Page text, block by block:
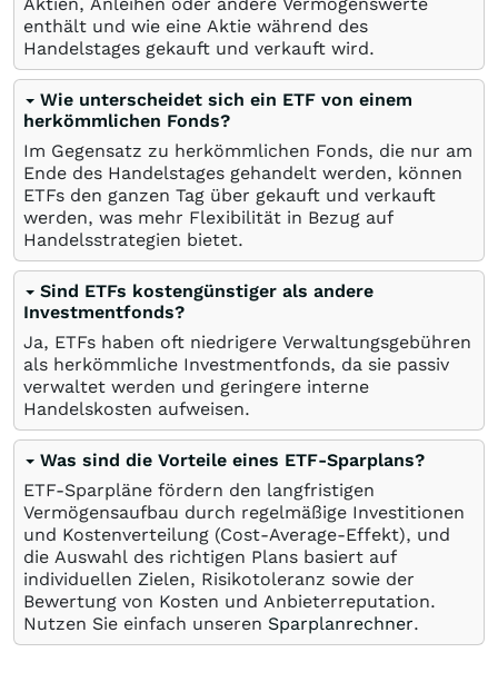
enthält und wie eine Aktie während des
Handelstages gekauft und verkauft wird.
Wie unterscheidet sich ein ETF von einem
herkömmlichen Fonds?
Im Gegensatz zu herkömmlichen Fonds, die nur am
Ende des Handelstages gehandelt werden, können
ETFs den ganzen Tag über gekauft und verkauft
werden, was mehr Flexibilität in Bezug auf
Handelsstrategien bietet.
Sind ETFs kostengünstiger als andere
Investmentfonds?
Ja, ETFs haben oft niedrigere Verwaltungsgebühren
als herkömmliche Investmentfonds, da sie passiv
verwaltet werden und geringere interne
Handelskosten aufweisen.
Was sind die Vorteile eines ETF-Sparplans?
ETF-Sparpläne fördern den langfristigen
Vermögensaufbau durch regelmäßige Investitionen
und Kostenverteilung (Cost-Average-Effekt), und
die Auswahl des richtigen Plans basiert auf
individuellen Zielen, Risikotoleranz sowie der
Bewertung von Kosten und Anbieterreputation.
Nutzen Sie einfach unseren Sparplanrechner.